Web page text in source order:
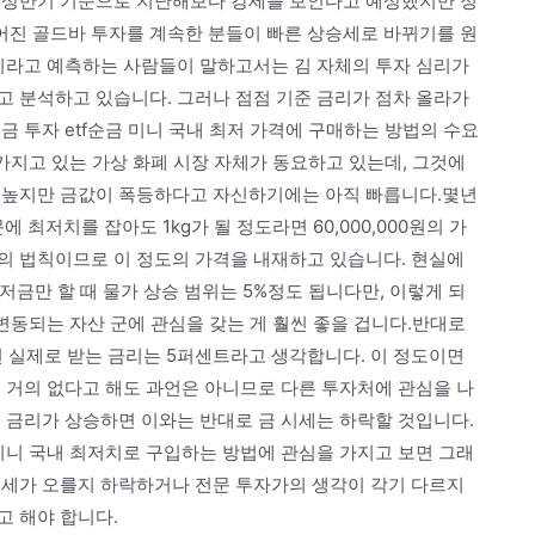
골드바 투자를 계속한 분들이 빠른 상승세로 바뀌기를 원
고 예측하는 사람들이 말하고서는 김 자체의 투자 심리가
분석하고 있습니다. 그러나 점점 기준 금리가 점차 올라가
투자 etf순금 미니 국내 최저 가격에 구매하는 방법의 수요
고 있는 가상 화폐 시장 자체가 동요하고 있는데, 그것에
지만 금값이 폭등하다고 자신하기에는 아직 빠릅니다.몇년
최저치를 잡아도 1kg가 될 정도라면 60,000,000원의 가
법칙이므로 이 정도의 가격을 내재하고 있습니다. 현실에
만 할 때 물가 상승 범위는 5%정도 됩니다만, 이렇게 되
되는 자산 군에 관심을 갖는 게 훨씬 좋을 겁니다.반대로
제로 받는 금리는 5퍼센트라고 생각합니다. 이 정도이면
의 없다고 해도 과언은 아니므로 다른 투자처에 관심을 나
리가 상승하면 이와는 반대로 금 시세는 하락할 것입니다.
국내 최저치로 구입하는 방법에 관심을 가지고 보면 그래
가 오를지 하락하거나 전문 투자가의 생각이 각기 다르지
해야 합니다.